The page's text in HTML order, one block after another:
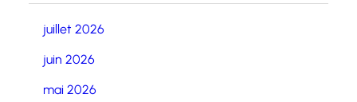
juillet 2026
juin 2026
mai 2026